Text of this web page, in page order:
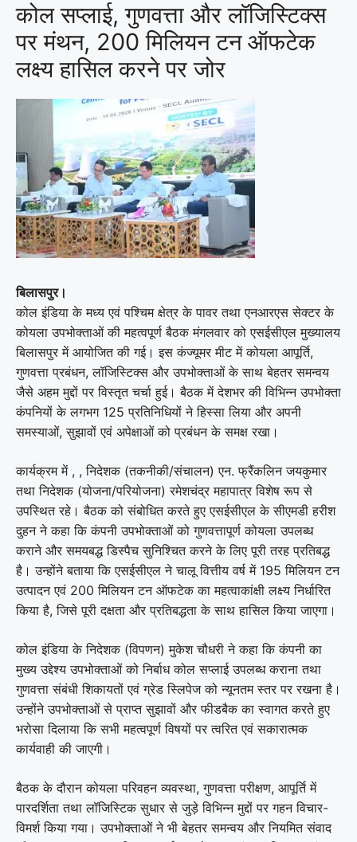
कोल सप्लाई, गुणवत्ता और लॉजिस्टिक्स
पर मंथन, 200 मिलियन टन ऑफटेक
लक्ष्य हासिल करने पर जोर
बिलासपुर।
कोल इंडिया के मध्य एवं पश्चिम क्षेत्र के पावर तथा एनआरएस सेक्टर के
कोयला उपभोक्ताओं की महत्वपूर्ण बैठक मंगलवार को एसईसीएल मुख्यालय
बिलासपुर में आयोजित की गई। इस कंज्यूमर मीट में कोयला आपूर्ति,
गुणवत्ता प्रबंधन, लॉजिस्टिक्स और उपभोक्ताओं के साथ बेहतर समन्वय
जैसे अहम मुद्दों पर विस्तृत चर्चा हुई। बैठक में देशभर की विभिन्न उपभोक्ता
कंपनियों के लगभग 125 प्रतिनिधियों ने हिस्सा लिया और अपनी
समस्याओं, सुझावों एवं अपेक्षाओं को प्रबंधन के समक्ष रखा।
कार्यक्रम में , , निदेशक (तकनीकी/संचालन) एन. फ्रैंकलिन जयकुमार
तथा निदेशक (योजना/परियोजना) रमेशचंद्र महापात्र विशेष रूप से
उपस्थित रहे। बैठक को संबोधित करते हुए एसईसीएल के सीएमडी हरीश
दुहन ने कहा कि कंपनी उपभोक्ताओं को गुणवत्तापूर्ण कोयला उपलब्ध
कराने और समयबद्ध डिस्पैच सुनिश्चित करने के लिए पूरी तरह प्रतिबद्ध
है। उन्होंने बताया कि एसईसीएल ने चालू वित्तीय वर्ष में 195 मिलियन टन
उत्पादन एवं 200 मिलियन टन ऑफटेक का महत्वाकांक्षी लक्ष्य निर्धारित
किया है, जिसे पूरी दक्षता और प्रतिबद्धता के साथ हासिल किया जाएगा।
कोल इंडिया के निदेशक (विपणन) मुकेश चौधरी ने कहा कि कंपनी का
मुख्य उद्देश्य उपभोक्ताओं को निर्बाध कोल सप्लाई उपलब्ध कराना तथा
गुणवत्ता संबंधी शिकायतों एवं ग्रेड स्लिपेज को न्यूनतम स्तर पर रखना है।
उन्होंने उपभोक्ताओं से प्राप्त सुझावों और फीडबैक का स्वागत करते हुए
भरोसा दिलाया कि सभी महत्वपूर्ण विषयों पर त्वरित एवं सकारात्मक
कार्यवाही की जाएगी।
बैठक के दौरान कोयला परिवहन व्यवस्था, गुणवत्ता परीक्षण, आपूर्ति में
पारदर्शिता तथा लॉजिस्टिक सुधार से जुड़े विभिन्न मुद्दों पर गहन विचार-
विमर्श किया गया। उपभोक्ताओं ने भी बेहतर समन्वय और नियमित संवाद